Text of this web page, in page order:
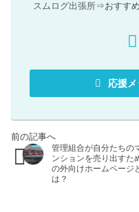
スムログ出張所⇒おすす
応援
管理組合が自分たちの
ンションを売り出すた
の外向けホームページ
は？